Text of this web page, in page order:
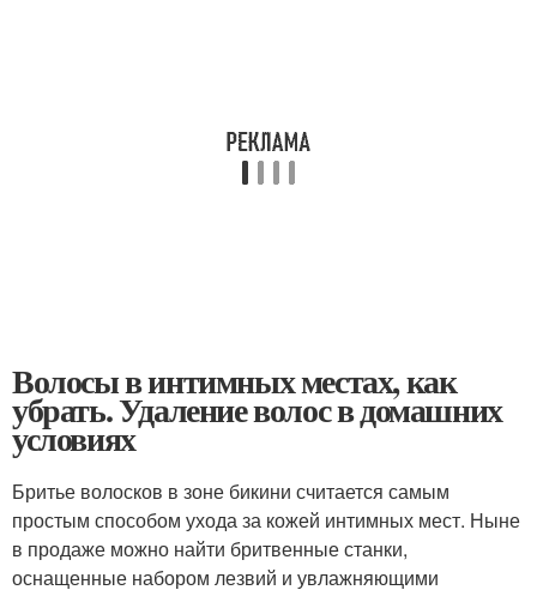
Волосы в интимных местах, как
убрать. Удаление волос в домашних
условиях
Бритье волосков в зоне бикини считается самым
простым способом ухода за кожей интимных мест. Ныне
в продаже можно найти бритвенные станки,
оснащенные набором лезвий и увлажняющими